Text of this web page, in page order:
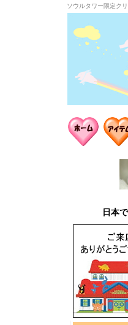
ソウルタワー限定ク
日本